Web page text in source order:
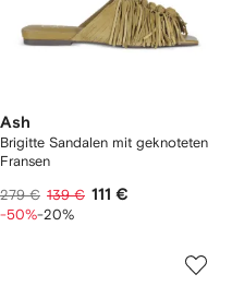
Ash
Brigitte Sandalen mit geknoteten
Fransen
279 € 139 € 111 €
-50%-20%